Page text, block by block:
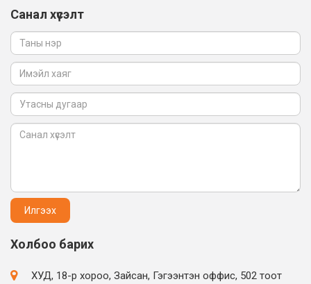
Санал хүсэлт
Холбоо барих
ХУД, 18-р хороо, Зайсан, Гэгээнтэн оффис, 502 тоот